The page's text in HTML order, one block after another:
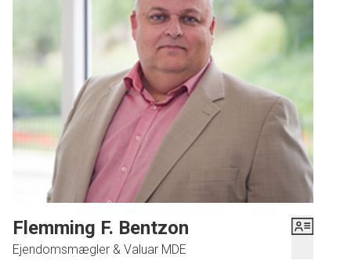
Flemming F. Bentzon
Ejendomsmægler & Valuar MDE